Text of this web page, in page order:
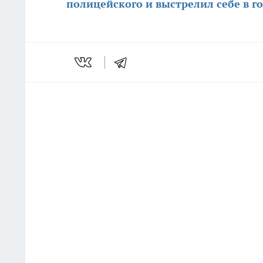
полицейского и выстрелил себе в